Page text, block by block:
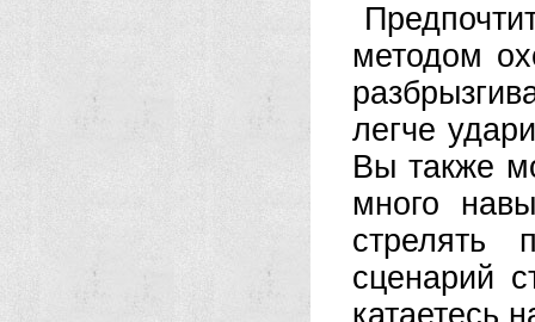
методом
легче
Вы также
много
стрелять
сценарий
катаетесь